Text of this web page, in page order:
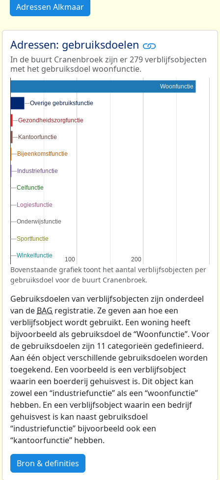
Adressen Alkmaar
Adressen: gebruiksdoelen
In de buurt Cranenbroek zijn er 279 verblijfsobjecten
met het gebruiksdoel woonfunctie.
100
100 200
200
Woonfunctie
Overige gebruiksfunctie
Overige gebruiksfunctie
Gezondheidszorgfunctie
Gezondheidszorgfunctie
Kantoorfunctie
Kantoorfunctie
Bijeenkomstfunctie
Bijeenkomstfunctie
Industriefunctie
Industriefunctie
Celfunctie
Celfunctie
Logiesfunctie
Logiesfunctie
Onderwijsfunctie
Onderwijsfunctie
Sportfunctie
Sportfunctie
Winkelfunctie
Winkelfunctie
Bovenstaande grafiek toont het aantal verblijfsobjecten per
gebruiksdoel voor de buurt Cranenbroek.
Gebruiksdoelen van verblijfsobjecten zijn onderdeel
van deBAG registratie. Ze geven aan hoe een
verblijfsobject wordt gebruikt. Een woning heeft
bijvoorbeeld als gebruiksdoel de “Woonfunctie”. Voor
de gebruiksdoelen zijn 11 categorieën gedefinieerd.
Aan één object verschillende gebruiksdoelen worden
toegekend. Een voorbeeld is een verblijfsobject
waarin een boerderij gehuisvest is. Dit object kan
zowel een “industriefunctie” als een “woonfunctie”
hebben. En een verblijfsobject waarin een bedrijf
gehuisvest is kan naast gebruiksdoel
“industriefunctie” bijvoorbeeld ook een
“kantoorfunctie” hebben.
Bron & definities